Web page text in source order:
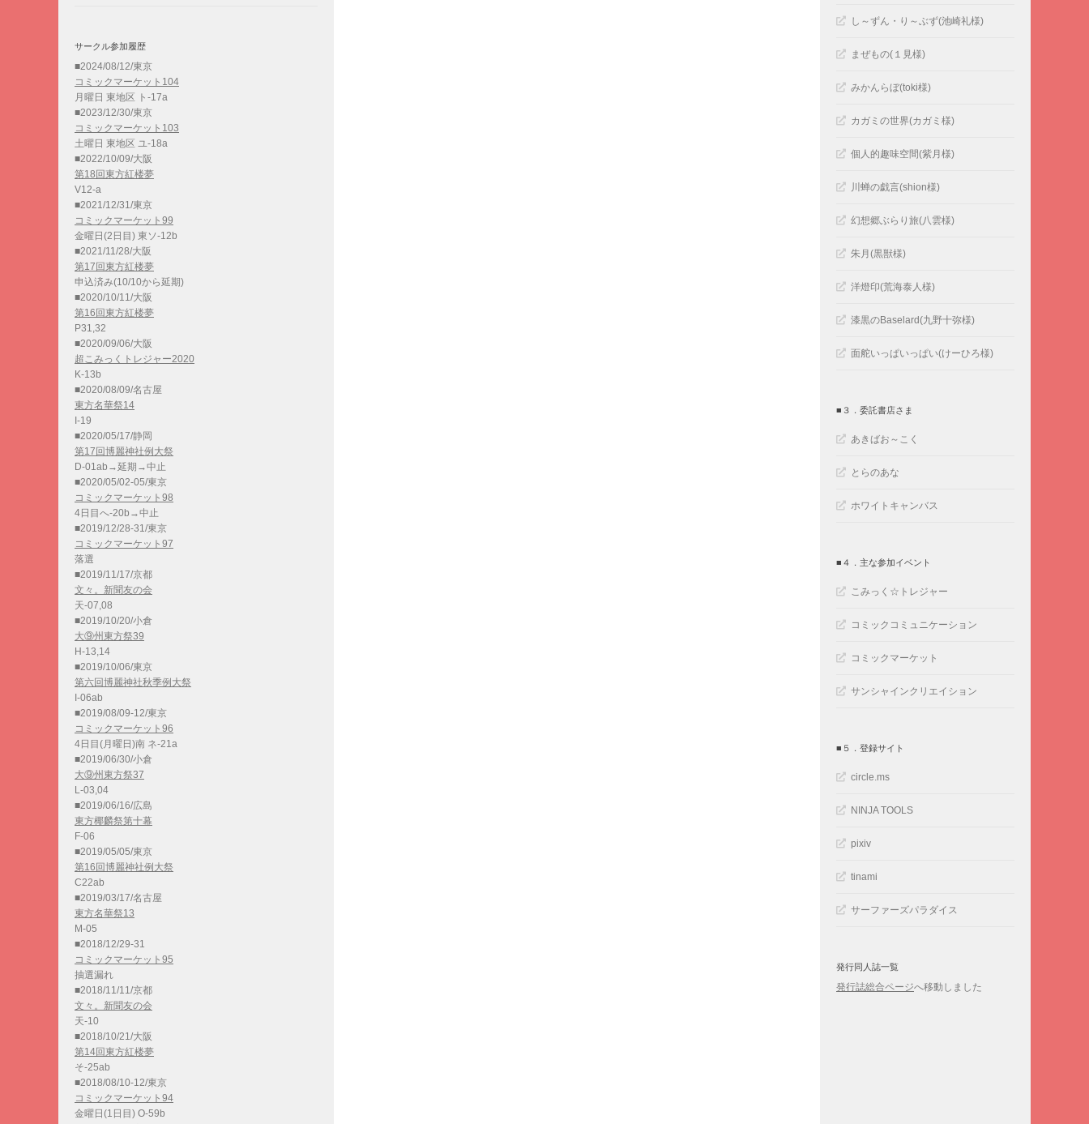
サークル参加履歴
■2024/08/12/東京
コミックマーケット104
月曜日 東地区 ト-17a
■2023/12/30/東京
コミックマーケット103
土曜日 東地区 ユ-18a
■2022/10/09/大阪
第18回東方紅楼夢
V12-a
■2021/12/31/東京
コミックマーケット99
金曜日(2日目) 東ソ-12b
■2021/11/28/大阪
第17回東方紅楼夢
申込済み(10/10から延期)
■2020/10/11/大阪
第16回東方紅楼夢
P31,32
■2020/09/06/大阪
超こみっくトレジャー2020
K-13b
■2020/08/09/名古屋
東方名華祭14
I-19
■2020/05/17/静岡
第17回博麗神社例大祭
D-01ab→延期→中止
■2020/05/02-05/東京
コミックマーケット98
4日目へ-20b→中止
■2019/12/28-31/東京
コミックマーケット97
落選
■2019/11/17/京都
文々。新聞友の会
天-07,08
■2019/10/20/小倉
大⑨州東方祭39
H-13,14
■2019/10/06/東京
第六回博麗神社秋季例大祭
I-06ab
■2019/08/09-12/東京
コミックマーケット96
4日目(月曜日)南 ネ-21a
■2019/06/30/小倉
大⑨州東方祭37
L-03,04
■2019/06/16/広島
東方椰麟祭第十幕
F-06
■2019/05/05/東京
第16回博麗神社例大祭
C22ab
■2019/03/17/名古屋
東方名華祭13
M-05
■2018/12/29-31
コミックマーケット95
抽選漏れ
■2018/11/11/京都
文々。新聞友の会
天-10
■2018/10/21/大阪
第14回東方紅楼夢
そ-25ab
■2018/08/10-12/東京
コミックマーケット94
金曜日(1日目) O-59b
し～ずん・り～ぶず(池崎礼様)
まぜもの(１見様)
みかんらぼ(toki様)
カガミの世界(カガミ様)
個人的趣味空間(紫月様)
川蝉の戯言(shion様)
幻想郷ぶらり旅(八雲様)
朱月(黒獣様)
洋燈印(荒海泰人様)
漆黒のBaselard(九野十弥様)
面舵いっぱいっぱい(けーひろ様)
■３．委託書店さま
あきばお～こく
とらのあな
ホワイトキャンバス
■４．主な参加イベント
こみっく☆トレジャー
コミックコミュニケーション
コミックマーケット
サンシャインクリエイション
■５．登録サイト
circle.ms
NINJA TOOLS
pixiv
tinami
サーファーズパラダイス
発行同人誌一覧
発行誌総合ページへ移動しました